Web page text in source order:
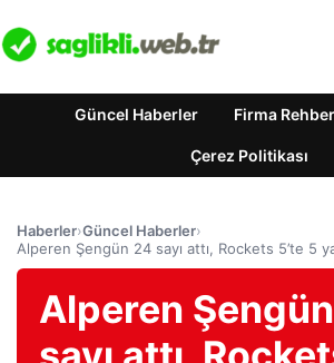
Güncel Haberler Firma
Çerez Politikası
Haberler›Güncel Haberler›
Alperen Şengün 24 sayı attı, Rockets 5’te 5
Alperen